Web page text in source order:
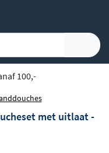
100,-
met uitlaat -